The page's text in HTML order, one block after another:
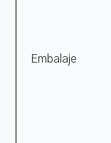
Embalaje